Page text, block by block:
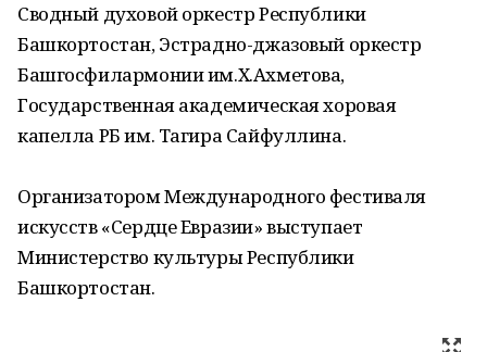
Сводный духовой оркестр Республики
Башкортостан, Эстрадно-джазовый оркестр
Башгосфилармонии им.Х.Ахметова,
Государственная академическая хоровая
капелла РБ им. Тагира Сайфуллина.
Организатором Международного фестиваля
искусств «Сердце Евразии» выступает
Министерство культуры Республики
Башкортостан.